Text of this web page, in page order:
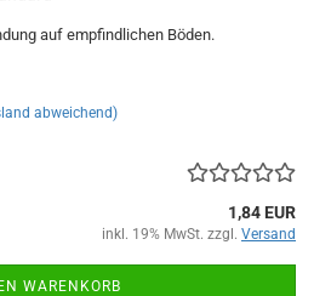
auf empfindlichen Böden.
abweichend)
1,84 EUR
inkl. 19% MwSt. zzgl. Versand
WARENKORB